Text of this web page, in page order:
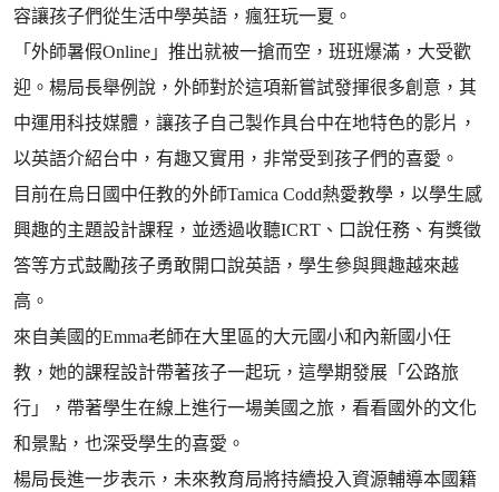
容讓孩子們從生活中學英語，瘋狂玩一夏。
「外師暑假Online」推出就被一搶而空，班班爆滿，大受歡
迎。楊局長舉例說，外師對於這項新嘗試發揮很多創意，其
中運用科技媒體，讓孩子自己製作具台中在地特色的影片，
以英語介紹台中，有趣又實用，非常受到孩子們的喜愛。
目前在烏日國中任教的外師Tamica Codd熱愛教學，以學生感
興趣的主題設計課程，並透過收聽ICRT、口說任務、有獎徵
答等方式鼓勵孩子勇敢開口說英語，學生參與興趣越來越
高。
來自美國的Emma老師在大里區的大元國小和內新國小任
教，她的課程設計帶著孩子一起玩，這學期發展「公路旅
行」，帶著學生在線上進行一場美國之旅，看看國外的文化
和景點，也深受學生的喜愛。
楊局長進一步表示，未來教育局將持續投入資源輔導本國籍